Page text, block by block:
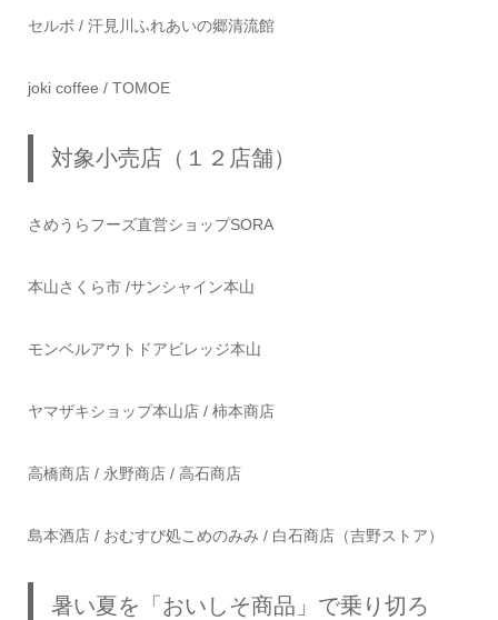
セルボ / 汗見川ふれあいの郷清流館
joki coffee / TOMOE
対象小売店（１２店舗）
さめうらフーズ直営ショップSORA
本山さくら市 /サンシャイン本山
モンベルアウトドアビレッジ本山
ヤマザキショップ本山店 / 柿本商店
高橋商店 / 永野商店 / 高石商店
島本酒店 / おむすび処こめのみみ / 白石商店（吉野ストア）
暑い夏を「おいしそ商品」で乗り切ろ